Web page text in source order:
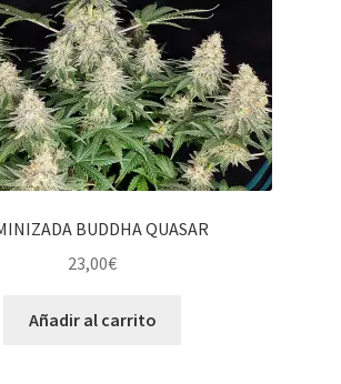
BUDDHA QUASAR
23,00€
Añadir al carrito